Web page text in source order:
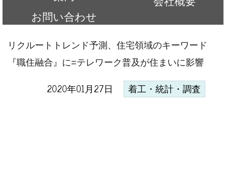
お問い合わせ
リクルートトレンド予測、住宅領域のキーワード
『職住融合』に=テレワーク普及が住まいに影響
2020年01月27日 着工・統計・調査